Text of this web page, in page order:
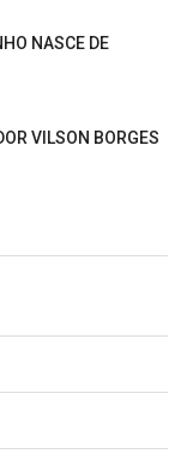
NASCE DE
VILSON BORGES